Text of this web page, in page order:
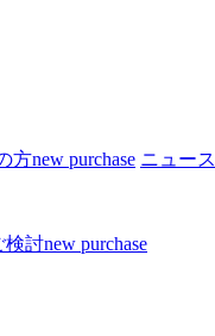
方new purchase ニュース
検討new purchase